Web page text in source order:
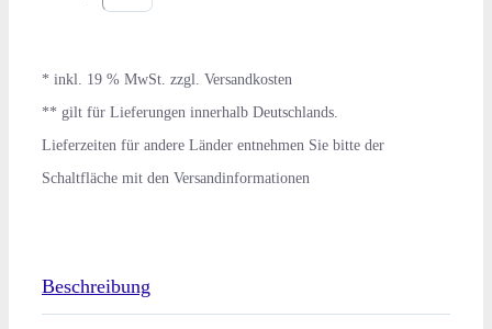
Beschreibung